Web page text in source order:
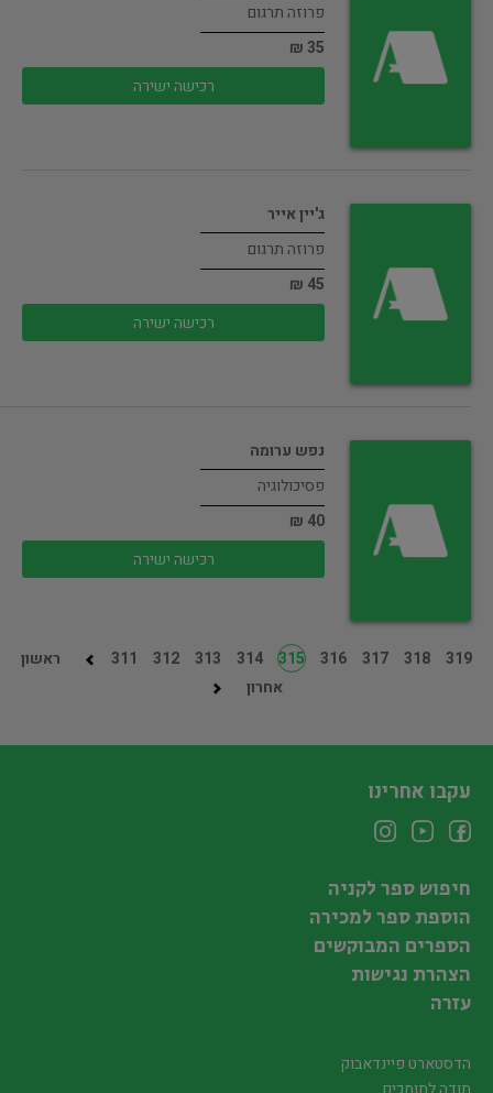
פרוזה תרגום
35 ₪
רכישה ישירה
ג'יין אייר
פרוזה תרגום
45 ₪
רכישה ישירה
נפש ערומה
פסיכולוגיה
40 ₪
רכישה ישירה
ראשון 311 312 313 314 315 316 317 318
319
אחרון
עקבו אחרינו
חיפוש ספר לקניה
הוספת ספר למכירה
הספרים המבוקשים
הצהרת נגישות
עזרה
הדסטארט פיינדאבוק